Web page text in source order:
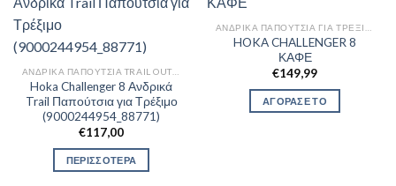
ΑΝΔΡΙΚΆ ΠΑΠΟΎΤΣΙΑ TRAIL OUTDOR
Hoka Challenger 8 Ανδρικά
Trail Παπούτσια για Τρέξιμο
(9000244954_88771)
€117,00
ΠΕΡΙΣΣΟΤΕΡΑ
HOKA CHALLENGER 8
ΚΑΦΕ
€149,99
ΑΓΟΡΑΣΕ ΤΟ